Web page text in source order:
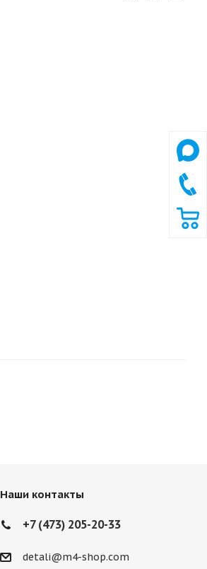
Наши контакты
+7 (473) 205-20-33
detali@m4-shop.com